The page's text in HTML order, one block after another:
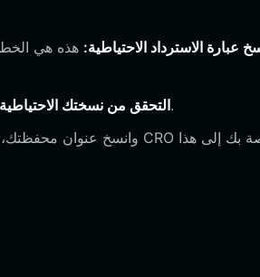
عبارة الاسترداد الاحتياطية: هذه هي
التحقق من نسختكسيطلب منك التطبيق إعادة إدخال الكلمات بالترتيب الصحيح للتأكد من حفظها بدقة.